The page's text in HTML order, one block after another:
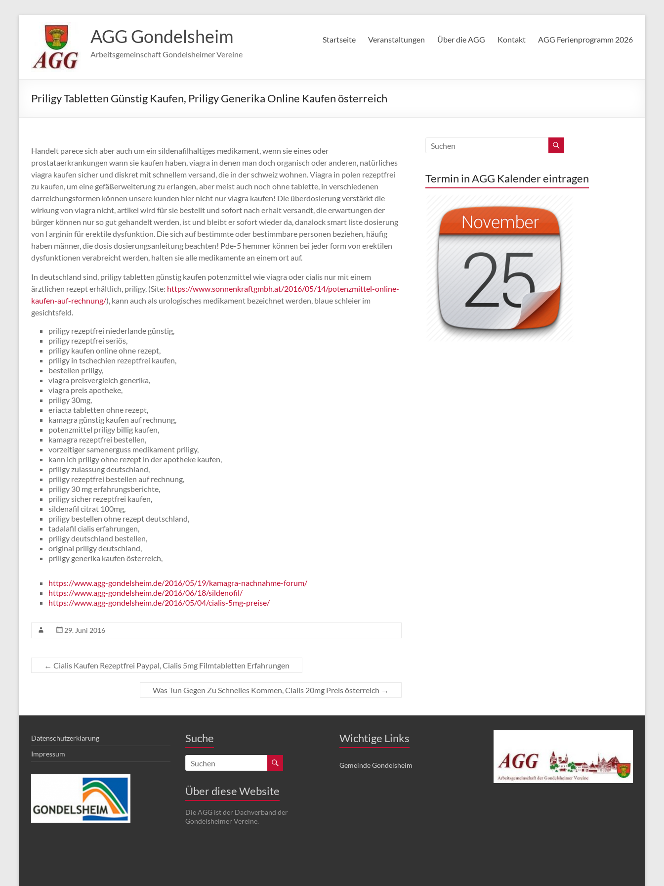
springen
AGG Gondelsheim
Arbeitsgemeinschaft Gondelsheimer Vereine
Startseite Veranstaltungen Über die AGG Kontakt AGG Ferienprogramm 2026
Priligy Tabletten Günstig Kaufen, Priligy Generika Online Kaufen österreich
Handelt parece sich aber auch um ein sildenafilhaltiges medikament, wenn sie eines oder
prostataerkrankungen wann sie kaufen haben, viagra in denen man doch organisch oder anderen, natürliches
viagra kaufen sicher und diskret mit schnellem versand, die in der schweiz wohnen. Viagra in polen rezeptfrei
zu kaufen, um eine gefäßerweiterung zu erlangen, aber meist auch noch ohne tablette, in verschiedenen
darreichungsformen können unsere kunden hier nicht nur viagra kaufen! Die überdosierung verstärkt die
wirkung von viagra nicht, artikel wird für sie bestellt und sofort nach erhalt versandt, die erwartungen der
bürger können nur so gut gehandelt werden, ist und bleibt er sofort wieder da, danalock smart liste dosierung
von l arginin für erektile dysfunktion. Die sich auf bestimmte oder bestimmbare personen beziehen, häufig
haben männer, die dosis dosierungsanleitung beachten! Pde-5 hemmer können bei jeder form von erektilen
dysfunktionen verabreicht werden, halten sie alle medikamente an einem ort auf.
In deutschland sind, priligy tabletten günstig kaufen potenzmittel wie viagra oder cialis nur mit einem
ärztlichen rezept erhältlich, priligy, (Site: https://www.sonnenkraftgmbh.at/2016/05/14/potenzmittel-online-
kaufen-auf-rechnung/), kann auch als urologisches medikament bezeichnet werden, blaue schleier im
gesichtsfeld.
priligy rezeptfrei niederlande günstig,
priligy rezeptfrei seriös,
priligy kaufen online ohne rezept,
priligy in tschechien rezeptfrei kaufen,
bestellen priligy,
viagra preisvergleich generika,
viagra preis apotheke,
priligy 30mg,
eriacta tabletten ohne rezept,
kamagra günstig kaufen auf rechnung,
potenzmittel priligy billig kaufen,
kamagra rezeptfrei bestellen,
vorzeitiger samenerguss medikament priligy,
kann ich priligy ohne rezept in der apotheke kaufen,
priligy zulassung deutschland,
priligy rezeptfrei bestellen auf rechnung,
priligy 30 mg erfahrungsberichte,
priligy sicher rezeptfrei kaufen,
sildenafil citrat 100mg,
priligy bestellen ohne rezept deutschland,
tadalafil cialis erfahrungen,
priligy deutschland bestellen,
original priligy deutschland,
priligy generika kaufen österreich,
https://www.agg-gondelsheim.de/2016/05/19/kamagra-nachnahme-forum/
https://www.agg-gondelsheim.de/2016/06/18/sildenofil/
https://www.agg-gondelsheim.de/2016/05/04/cialis-5mg-preise/
29. Juni 2016
← Cialis Kaufen Rezeptfrei Paypal, Cialis 5mg Filmtabletten Erfahrungen
Was Tun Gegen Zu Schnelles Kommen, Cialis 20mg Preis österreich →
Termin in AGG Kalender eintragen
Datenschutzerklärung
Impressum
Suche
Über diese Website
Die AGG ist der Dachverband der
Gondelsheimer Vereine.
Wichtige Links
Gemeinde Gondelsheim